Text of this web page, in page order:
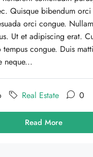
Quisque bibendum
orci congue.
Ut et adipiscing erat.
congue. Duis
neque...
Real Estate 0
Read More